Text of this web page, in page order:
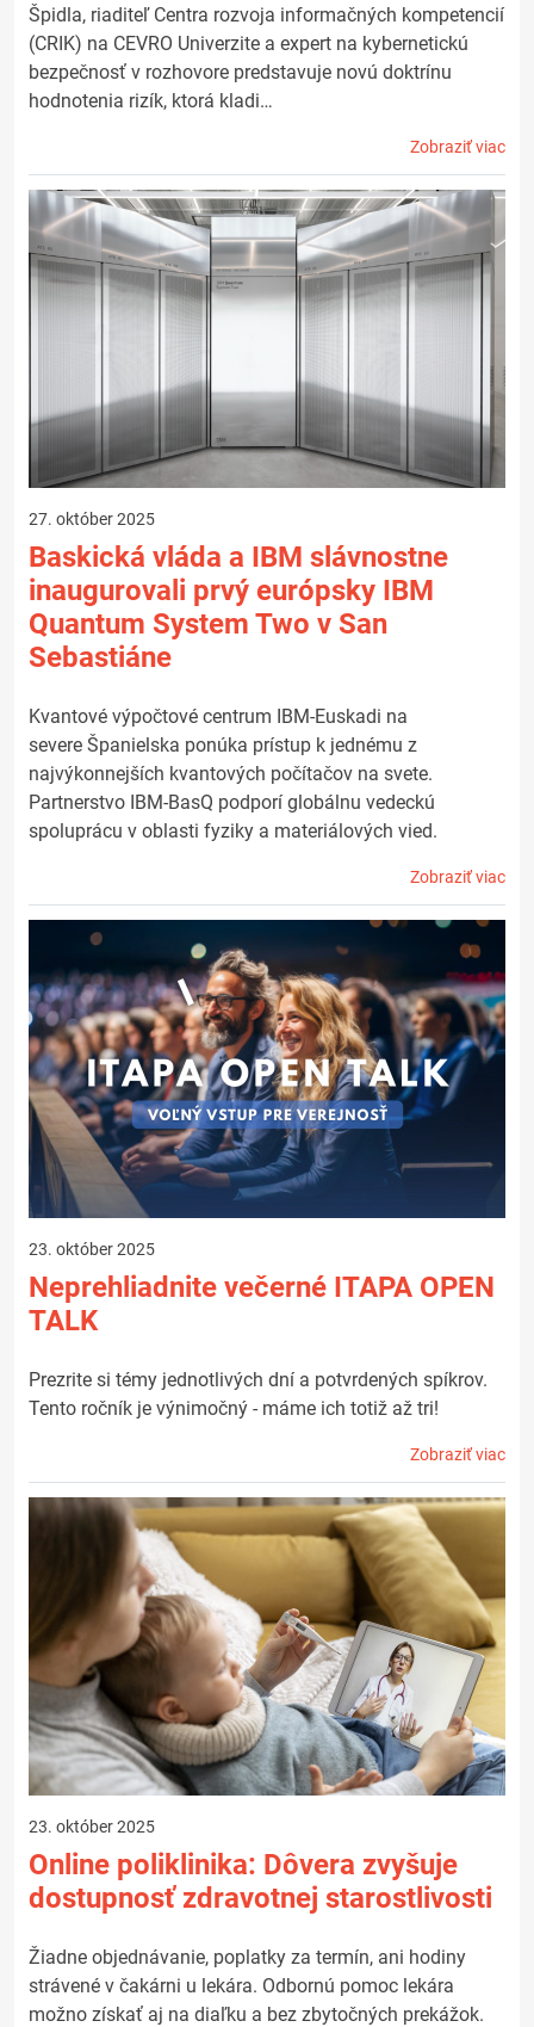
Špidla, riaditeľ Centra rozvoja informačných kompetencií
(CRIK) na CEVRO Univerzite a expert na kybernetickú
bezpečnosť v rozhovore predstavuje novú doktrínu
hodnotenia rizík, ktorá kladi…
Zobraziť viac
27. október 2025
Baskická vláda a IBM slávnostne
inaugurovali prvý európsky IBM
Quantum System Two v San
Sebastiáne
Kvantové výpočtové centrum IBM-Euskadi na
severe Španielska ponúka prístup k jednému z
najvýkonnejších kvantových počítačov na svete.
Partnerstvo IBM-BasQ podporí globálnu vedeckú
spoluprácu v oblasti fyziky a materiálových vied.
Zobraziť viac
23. október 2025
Neprehliadnite večerné ITAPA OPEN
TALK
Prezrite si témy jednotlivých dní a potvrdených spíkrov.
Tento ročník je výnimočný - máme ich totiž až tri!
Zobraziť viac
23. október 2025
Online poliklinika: Dôvera zvyšuje
dostupnosť zdravotnej starostlivosti
Žiadne objednávanie, poplatky za termín, ani hodiny
strávené v čakárni u lekára. Odbornú pomoc lekára
možno získať aj na diaľku a bez zbytočných prekážok.